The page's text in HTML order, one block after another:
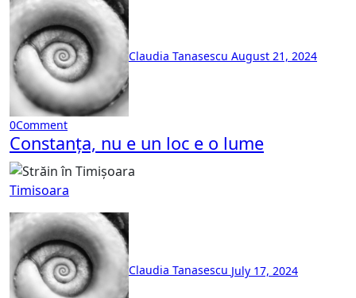
Claudia Tanasescu August 21, 2024
0Comment
Constanța, nu e un loc e o lume
Timisoara
Claudia Tanasescu July 17, 2024